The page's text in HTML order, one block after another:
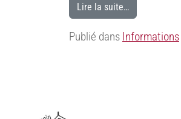
Lire la suite…
Publié dans Informations